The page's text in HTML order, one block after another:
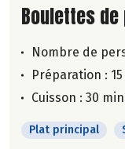
Lire la suite
Boulettes
Nombre de
Préparation :
Cuisson : 30 min
Plat principal